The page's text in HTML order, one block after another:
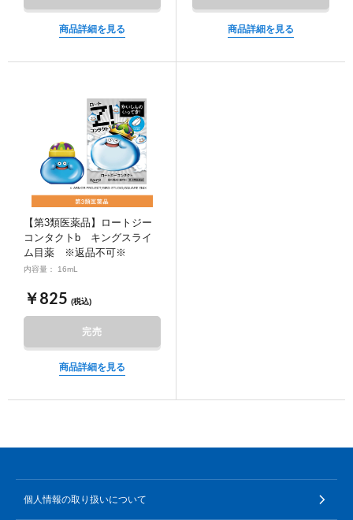
商品詳細を見る 商品詳細を見る
【第3類医薬品】ロートジー
コンタクトb キングスライ
ム目薬 ※返品不可※
内容量： 16mL
￥825 (税込)
完売
商品詳細を見る
個人情報の取り扱いについて